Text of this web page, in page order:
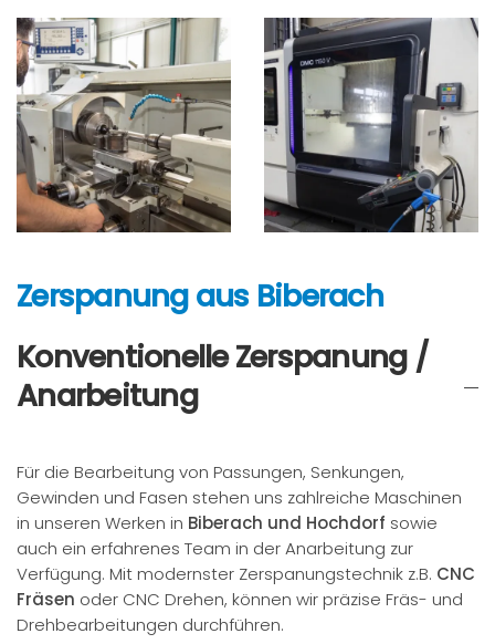
Zerspanung aus Biberach
Konventionelle Zerspanung /
Anarbeitung
Für die Bearbeitung von Passungen, Senkungen,
Gewinden und Fasen stehen uns zahlreiche Maschinen
in unseren Werken in Biberach und Hochdorf sowie
auch ein erfahrenes Team in der Anarbeitung zur
Verfügung. Mit modernster Zerspanungstechnik z.B. CNC
Fräsen oder CNC Drehen, können wir präzise Fräs- und
Drehbearbeitungen durchführen.